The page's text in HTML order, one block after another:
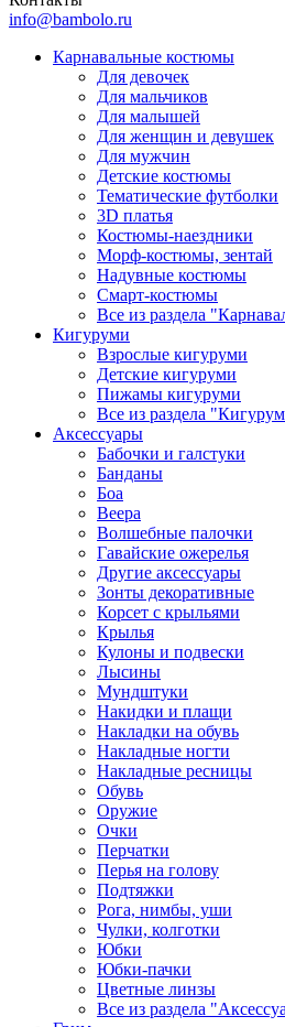
info@bambolo.ru
Карнавальные костюмы
Для девочек
Для мальчиков
Для малышей
Для женщин и девушек
Для мужчин
Детские костюмы
Тематические футболки
3D платья
Костюмы-наездники
Морф-костюмы, зентай
Надувные костюмы
Смарт-костюмы
Все из раздела
Кигуруми
Взрослые кигуруми
Детские кигуруми
Пижамы кигуруми
Все из раздела
Аксессуары
Бабочки и галстуки
Банданы
Боа
Веера
Волшебные палочки
Гавайские ожерелья
Другие аксессуары
Зонты декоративные
Корсет с крыльями
Крылья
Кулоны и подвески
Лысины
Мундштуки
Накидки и плащи
Накладки на обувь
Накладные ногти
Накладные ресницы
Обувь
Оружие
Очки
Перчатки
Перья на голову
Подтяжки
Рога, нимбы, уши
Чулки, колготки
Юбки
Юбки-пачки
Цветные линзы
Все из раздела